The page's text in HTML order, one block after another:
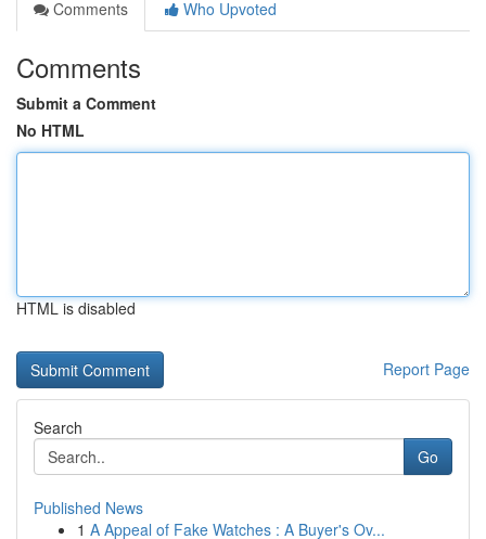
Comments
Who Upvoted
Comments
Submit a Comment
No HTML
HTML is disabled
Report Page
Search
Go
Published News
1 A Appeal of Fake Watches : A Buyer's Ov...